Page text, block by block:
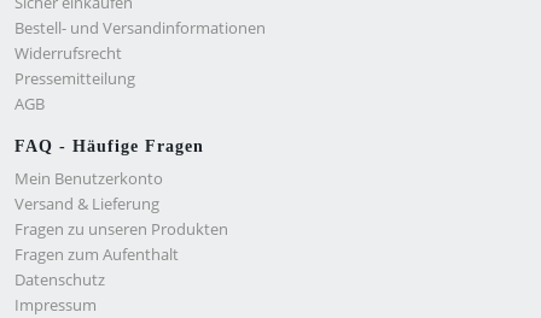
Bestell- und Versandinformationen
Widerrufsrecht
Pressemitteilung
AGB
FAQ - Häufige Fragen
Mein Benutzerkonto
Versand & Lieferung
Fragen zu unseren Produkten
Fragen zum Aufenthalt
Datenschutz
Impressum